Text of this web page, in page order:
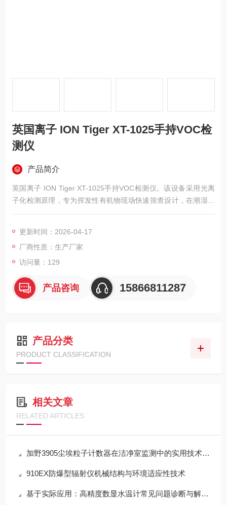
英国离子 ION Tiger XT-1025手持VOC检
测仪
产品简介
英国离子 ION Tiger XT-1025手持VOC检测仪。该设备采用光离
子化检测原理，专为挥发性有机物现场快速筛查设计，在潮湿或
多尘环境中保持测量稳定，适用于环境评估、泄漏排查及应急监
更新时间：2026-04-17
厂商性质：生产厂家
访问量：129
产品咨询 15866811287
产品分类
PRODUCT CLASSIFICATION
相关文章
RELATED ARTICLES
加野3905尘埃粒子计数器在洁净室监测中的实用技术解析
910EX防爆型辐射仪机械结构与环境适应性技术
基于实际应用：高精度数显水温计常见问题诊断与解决策略